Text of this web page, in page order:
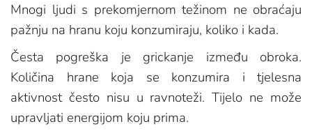
Mnogi ljudi s prekomjernom težinom ne obraćaju
pažnju na hranu koju konzumiraju, koliko i kada.
Česta pogreška je grickanje između obroka.
Količina hrane koja se konzumira i tjelesna
aktivnost često nisu u ravnoteži. Tijelo ne može
upravljati energijom koju prima.